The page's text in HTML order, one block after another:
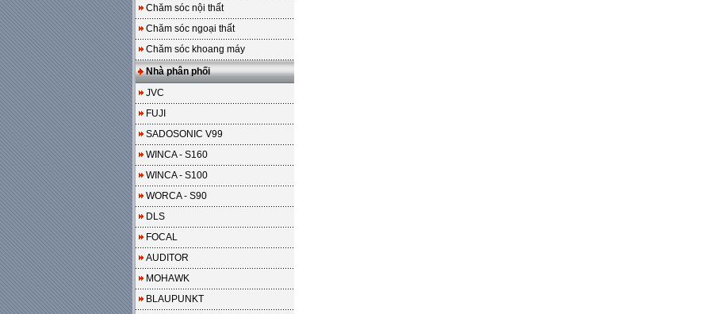
Chăm sóc nội thất
Chăm sóc ngoại thất
Chăm sóc khoang máy
Nhà phân phối
JVC
FUJI
SADOSONIC V99
WINCA - S160
WINCA - S100
WORCA - S90
DLS
FOCAL
AUDITOR
MOHAWK
BLAUPUNKT